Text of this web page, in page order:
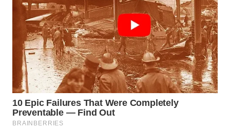
SOLO
WN
BOROBUDUR
WN
MADURA
WN
SURABAYA